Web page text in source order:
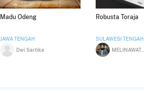
Madu Odeng
JAWA TENGAH
Dwi Sartika
Robusta Toraja
SULAWESI TENGAH